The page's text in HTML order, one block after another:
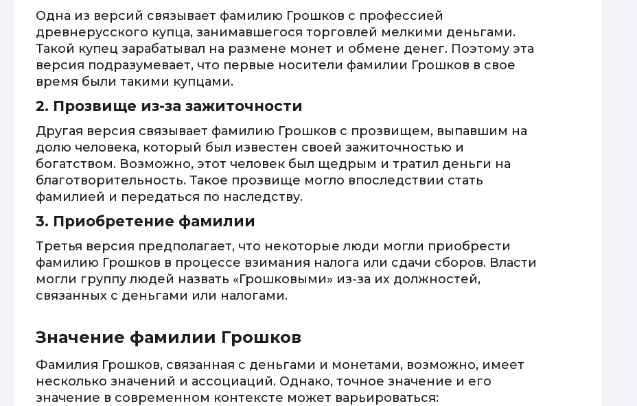
Одна из версий связывает фамилию Грошков с профессией
древнерусского купца, занимавшегося торговлей мелкими деньгами.
Такой купец зарабатывал на размене монет и обмене денег. Поэтому эта
версия подразумевает, что первые носители фамилии Грошков в свое
время были такими купцами.
2. Прозвище из-за зажиточности
Другая версия связывает фамилию Грошков с прозвищем, выпавшим на
долю человека, который был известен своей зажиточностью и
богатством. Возможно, этот человек был щедрым и тратил деньги на
благотворительность. Такое прозвище могло впоследствии стать
фамилией и передаться по наследству.
3. Приобретение фамилии
Третья версия предполагает, что некоторые люди могли приобрести
фамилию Грошков в процессе взимания налога или сдачи сборов. Власти
могли группу людей назвать «Грошковыми» из-за их должностей,
связанных с деньгами или налогами.
Значение фамилии Грошков
Фамилия Грошков, связанная с деньгами и монетами, возможно, имеет
несколько значений и ассоциаций. Однако, точное значение и его
значение в современном контексте может варьироваться: